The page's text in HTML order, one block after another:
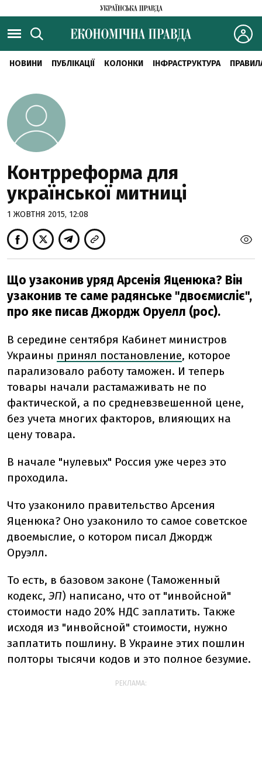
НОВИНИ ПУБЛІКАЦІЇ КОЛОНКИ ІНФРАСТРУКТУРА
Контрреформа для
української митниці
1 ЖОВТНЯ 2015, 12:08
Що узаконив уряд Арсенія Яценюка? Він
узаконив те саме радянське "двоємисліє",
про яке писав Джордж Оруелл (рос).
В середине сентября Кабинет министров
Украины принял постановление, которое
парализовало работу таможен. И теперь
товары начали растамаживать не по
фактической, а по средневзвешенной цене,
без учета многих факторов, влияющих на
цену товара.
В начале "нулевых" Россия уже через это
проходила.
Что узаконило правительство Арсения
Яценюка? Оно узаконило то самое советское
двоемыслие, о котором писал Джордж
Оруэлл.
То есть, в базовом законе (Таможенный
кодекс, ЭП) написано, что от "инвойсной"
стоимости надо 20% НДС заплатить. Также
исходя из "инвойсной" стоимости, нужно
заплатить пошлину. В Украине этих пошлин
полторы тысячи кодов и это полное безумие.
РЕКЛАМА: